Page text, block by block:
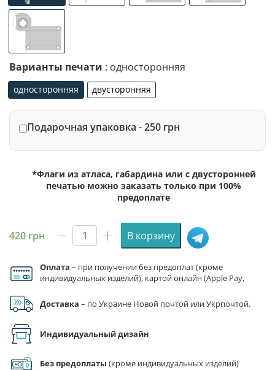
Варианты печати : односторонняя
односторонняя
односторонняя
двусторонняя
двусторонняя
Подарочная упаковка - 250 грн
*Флаги из атласа, габардина или с двусторонней
печатью можно заказать только при 100%
предоплате
420 грн
Количество
Флаг
Андорры
В корзину
Оплата – при получении без предоплат (кроме
индивидуальных изделий), картой онлайн (Apple Pay,
Доставка – по Украине Новой почтой или Укрпочтой.
Индивидуальный дизайн
Без предоплаты (кроме индивидуальных изделий)